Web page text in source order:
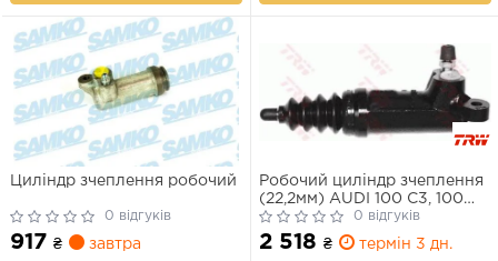
Циліндр зчеплення робочий
0 відгуків
917 ₴ завтра
Робочий циліндр зчеплення
(22,2мм) AUDI 100 C3, 100
C4, 200 C3, 80 B2, 80 B3, 80
B4, 90 B2, 90 B3, A6 C4, A6
C5, A8 D2, CABRIOLET B3,
0 відгуків
2 518 ₴ термін 3 дн.